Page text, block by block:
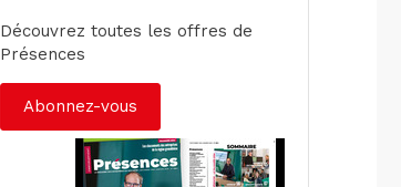
Découvrez toutes les offres de
Présences
Abonnez-vous